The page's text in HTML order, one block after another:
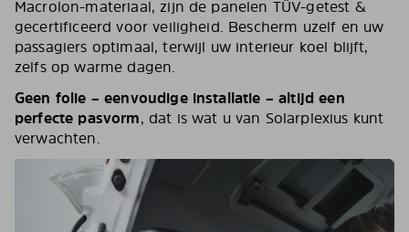
Macrolon-materiaal, zijn de panelen TÜV-getest &
gecertificeerd voor veiligheid. Bescherm uzelf en uw
passagiers optimaal, terwijl uw interieur koel blijft,
zelfs op warme dagen.
Geen folie – eenvoudige installatie – altijd een
perfecte pasvorm, dat is wat u van Solarplexius kunt
verwachten.